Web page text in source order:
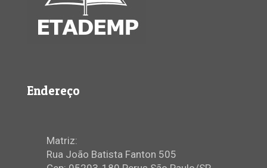
Endereço
Matriz:
Rua João Batista Fanton 505